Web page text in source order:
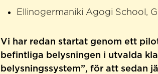
Ellinogermaniki Agogi School,
Vi har redan startat genom ett
befintliga belysningen i utvalda
belysningssystem”, för att sedan